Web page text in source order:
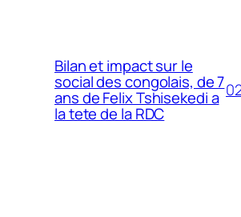
Bilan et impact sur le
social des congolais, de 7
ans de Felix Tshisekedi a
la tete de la RDC